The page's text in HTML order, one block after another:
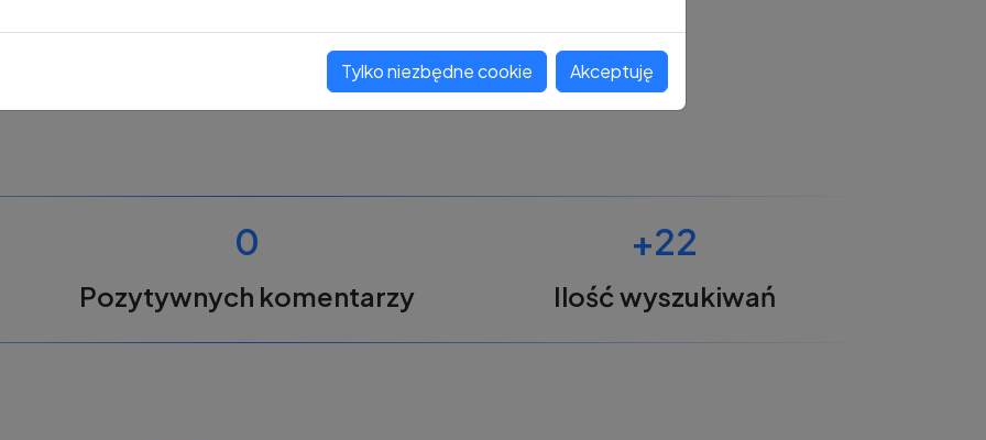
Oceń ten numer
0
Pozytywnych komentarzy
+22
Ilość wyszukiwań
Tylko niezbędne cookie Akceptuję